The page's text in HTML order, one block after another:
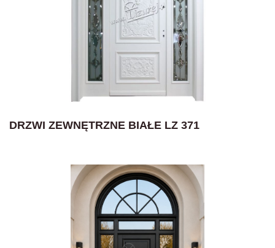
DRZWI ZEWNĘTRZNE BIAŁE LZ 371